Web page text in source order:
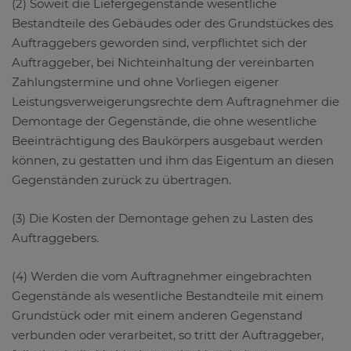
(2) Soweit die Liefergegenstände wesentliche
Bestandteile des Gebäudes oder des Grundstückes des
Auftraggebers geworden sind, verpflichtet sich der
Auftraggeber, bei Nichteinhaltung der vereinbarten
Zahlungstermine und ohne Vorliegen eigener
Leistungsverweigerungsrechte dem Auftragnehmer die
Demontage der Gegenstände, die ohne wesentliche
Beeinträchtigung des Baukörpers ausgebaut werden
können, zu gestatten und ihm das Eigentum an diesen
Gegenständen zurück zu übertragen.
(3) Die Kosten der Demontage gehen zu Lasten des
Auftraggebers.
(4) Werden die vom Auftragnehmer eingebrachten
Gegenstände als wesentliche Bestandteile mit einem
Grundstück oder mit einem anderen Gegenstand
verbunden oder verarbeitet, so tritt der Auftraggeber,